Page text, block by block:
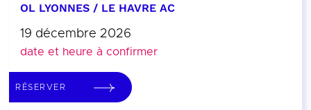
OL LYONNES / LE HAVRE AC
19 décembre 2026
date et heure à confirmer
RÉSERVER